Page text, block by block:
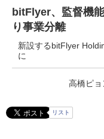
bitFlyer、監督機
り事業分離
新設するbitFlyer
に
高橋ピョ
リスト